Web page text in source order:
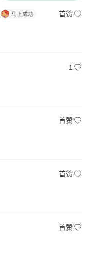
首赞
1
首赞
首赞
首赞